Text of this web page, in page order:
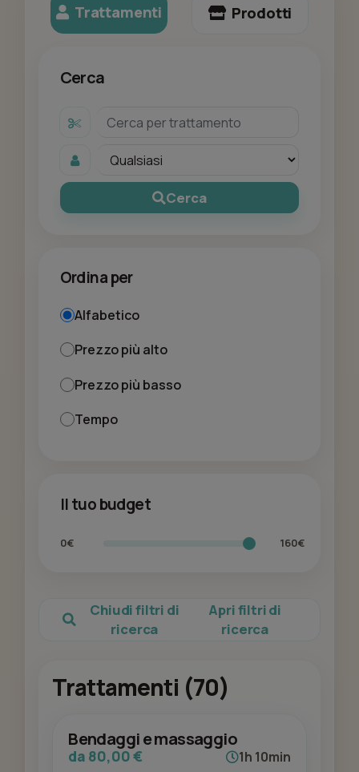
Trattamenti Prodotti
Cerca
Cerca
Ordina per
Alfabetico
Prezzo più alto
Prezzo più basso
Tempo
Il tuo budget
0€ 160€
Chiudi filtri di
ricerca
Apri filtri di
ricerca
Trattamenti (70)
Bendaggi e massaggio
da 80,00 € 1h 10min